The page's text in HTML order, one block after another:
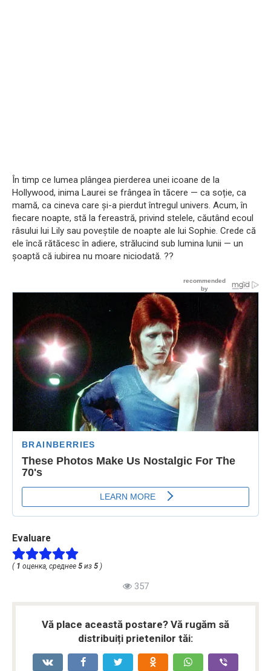
În timp ce lumea plângea pierderea unei icoane de la
Hollywood, inima Laurei se frângea în tăcere — ca soție, ca
mamă, ca cineva care și-a pierdut întregul univers. Acum, în
fiecare noapte, stă la fereastră, privind stelele, căutând ecoul
râsului lui Lily sau poveștile de noapte ale lui Sophie. Crede că
ele încă rătăcesc în adiere, strălucind sub lumina lunii — un
șoaptă că iubirea nu moare niciodată. ??️
Evaluare
( 1 оценка, среднее 5 из 5 )
357
Vă place această postare? Vă rugăm să
distribuiți prietenilor tăi: